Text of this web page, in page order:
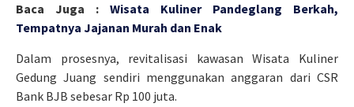
Baca Juga : Wisata Kuliner Pandeglang Berkah,
Tempatnya Jajanan Murah dan Enak
Dalam prosesnya, revitalisasi kawasan Wisata Kuliner
Gedung Juang sendiri menggunakan anggaran dari CSR
Bank BJB sebesar Rp 100 juta.